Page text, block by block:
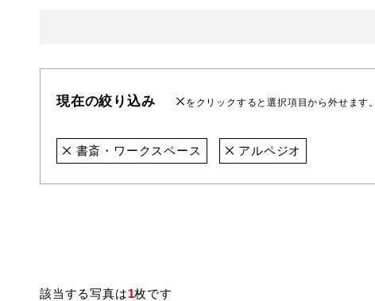
現在の絞り込み をクリックすると選択項目から外せます。
書斎・ワークスペース アルペジオ
該当する写真は1枚です